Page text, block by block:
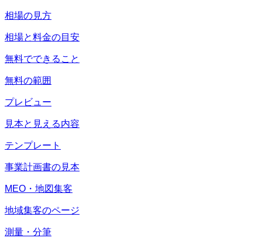
相場の見方
相場と料金の目安
無料でできること
無料の範囲
プレビュー
見本と見える内容
テンプレート
事業計画書の見本
MEO・地図集客
地域集客のページ
測量・分筆